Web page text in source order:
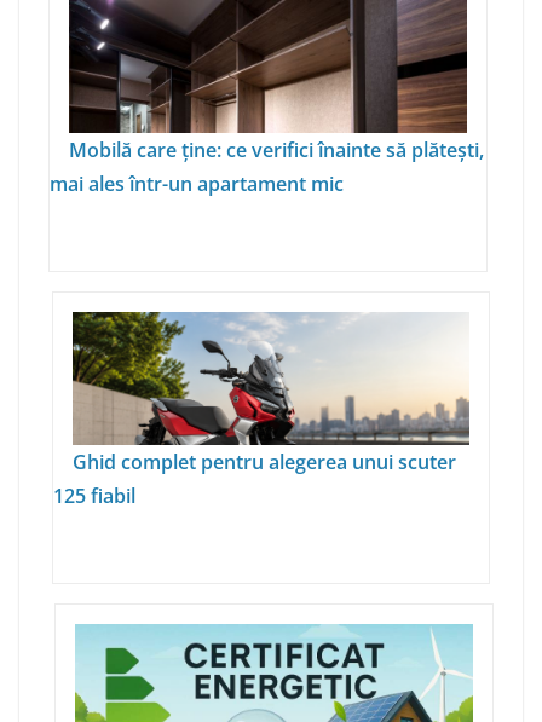
Mobilă care ține: ce verifici înainte să plătești,
mai ales într-un apartament mic
Ghid complet pentru alegerea unui scuter
125 fiabil